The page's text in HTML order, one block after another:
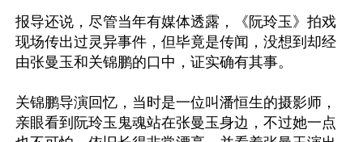
报导还说，尽管当年有媒体透露，《阮玲玉》拍戏
现场传出过灵异事件，但毕竟是传闻，没想到却经
由张曼玉和关锦鹏的口中，证实确有其事。
关锦鹏导演回忆，当时是一位叫潘恒生的摄影师，
亲眼看到阮玲玉鬼魂站在张曼玉身边，不过她一点